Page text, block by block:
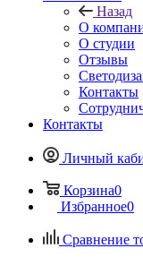
Назад
О
О студии
Отзывы
Контакты
Контакты
Личный
Корзина0
Избранное0
Сравнение